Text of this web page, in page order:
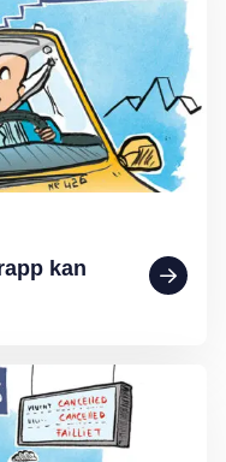
kan
volgens MAX